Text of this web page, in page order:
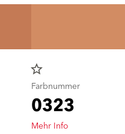
star_border
Farbnummer
0323
Mehr Info